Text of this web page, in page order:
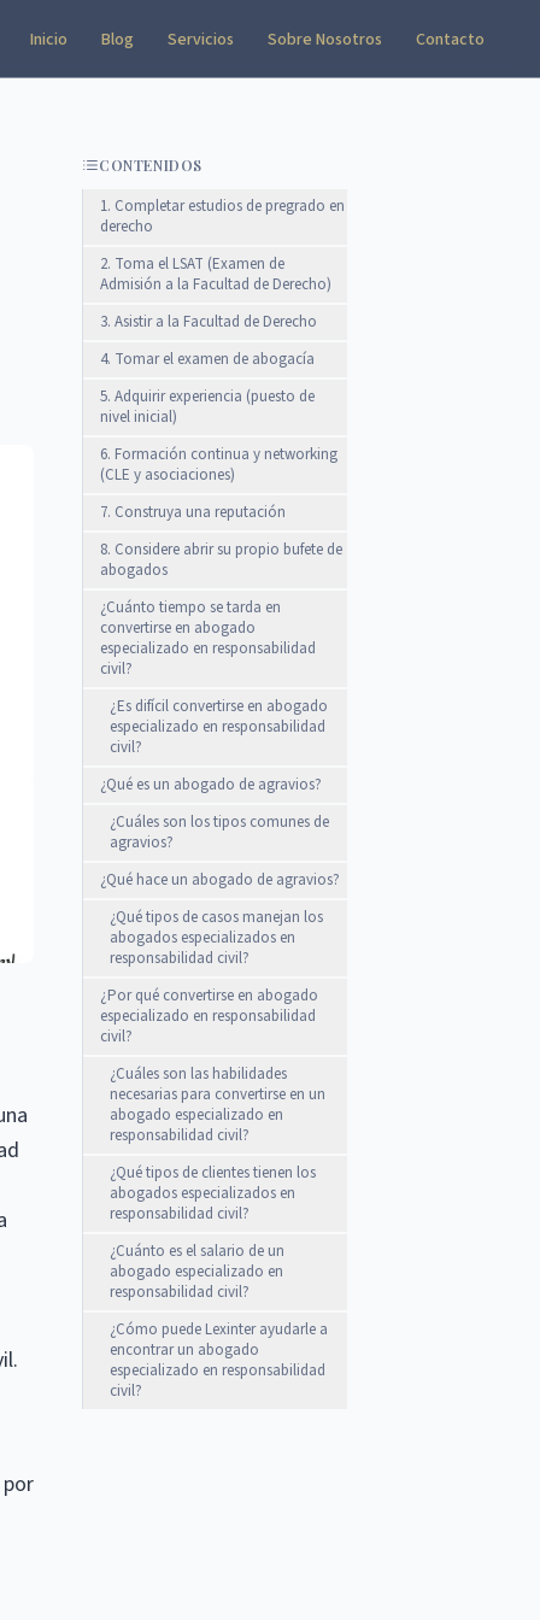
Inicio Blog Servicios Sobre Nosotros Contacto
CONTENIDOS
1. Completar estudios de pregrado en
derecho
2. Toma el LSAT (Examen de
Admisión a la Facultad de Derecho)
3. Asistir a la Facultad de Derecho
4. Tomar el examen de abogacía
5. Adquirir experiencia (puesto de
nivel inicial)
6. Formación continua y networking
(CLE y asociaciones)
7. Construya una reputación
8. Considere abrir su propio bufete de
abogados
¿Cuánto tiempo se tarda en
convertirse en abogado
especializado en responsabilidad
civil?
¿Es difícil convertirse en abogado
especializado en responsabilidad
civil?
¿Qué es un abogado de agravios?
¿Cuáles son los tipos comunes de
agravios?
¿Qué hace un abogado de agravios?
¿Qué tipos de casos manejan los
abogados especializados en
responsabilidad civil?
¿Por qué convertirse en abogado
especializado en responsabilidad
civil?
¿Cuáles son las habilidades
necesarias para convertirse en un
abogado especializado en
responsabilidad civil?
¿Qué tipos de clientes tienen los
abogados especializados en
responsabilidad civil?
¿Cuánto es el salario de un
abogado especializado en
responsabilidad civil?
¿Cómo puede Lexinter ayudarle a
encontrar un abogado
especializado en responsabilidad
civil?